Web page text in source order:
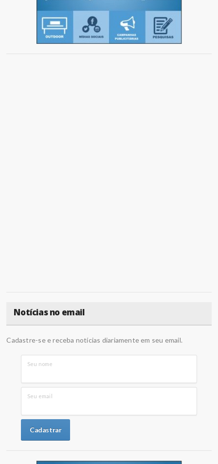
Notícias no email
Cadastre-se e receba notícias diariamente em seu email.
Seu nome
Seu email